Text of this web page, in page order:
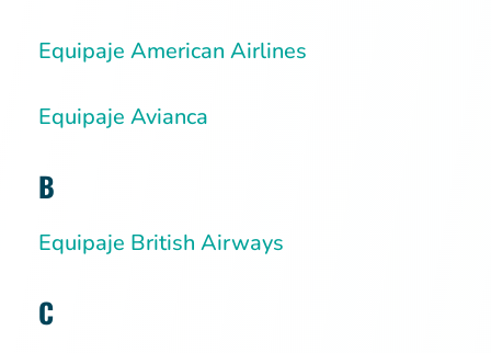
Equipaje American Airlines
Equipaje Avianca
B
Equipaje British Airways
C